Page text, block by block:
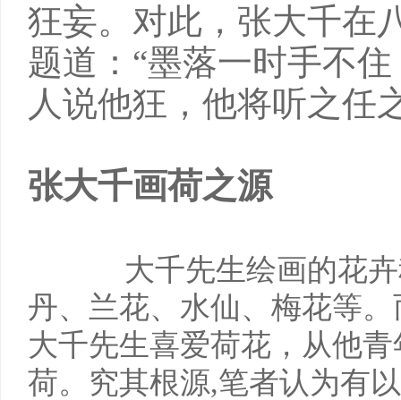
狂妄。对此，张大千在
题道：“墨落一时手不
人说他狂，他将听之任
张大千画荷之源
大千先生绘画的花
丹、兰花、水仙、梅花等
大千先生喜爱荷花，从他
荷。究其根源,笔者认为有